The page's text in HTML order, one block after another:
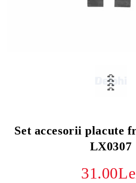
Set accesorii placute
LX0307